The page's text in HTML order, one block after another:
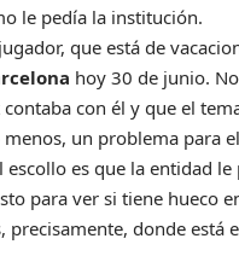
le pedía la institución.
que está de
hoy 30 de junio.
contaba con él y que el
un problema para
escollo es que la entidad
para ver si tiene hueco
precisamente, donde está